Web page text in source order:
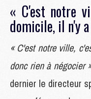
« C'est notre
domicile, il n'y
« C'est notre ville,
donc rien à négocier
dernier le directeur